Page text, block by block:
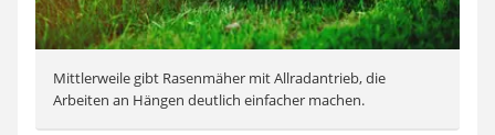
Mittlerweile gibt Rasenmäher mit Allradantrieb, die
Arbeiten an Hängen deutlich einfacher machen.